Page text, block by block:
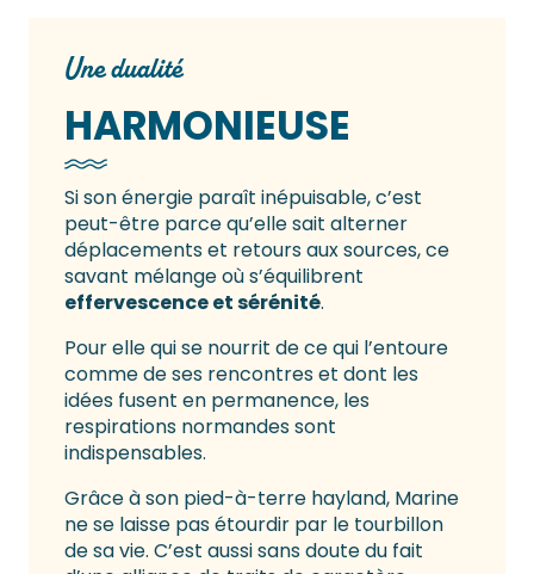
Une dualité
HARMONIEUSE
Si son énergie paraît inépuisable, c’est
peut-être parce qu’elle sait alterner
déplacements et retours aux sources, ce
savant mélange où s’équilibrent
effervescence et sérénité.
Pour elle qui se nourrit de ce qui l’entoure
comme de ses rencontres et dont les
idées fusent en permanence, les
respirations normandes sont
indispensables.
Grâce à son pied-à-terre hayland, Marine
ne se laisse pas étourdir par le tourbillon
de sa vie. C’est aussi sans doute du fait